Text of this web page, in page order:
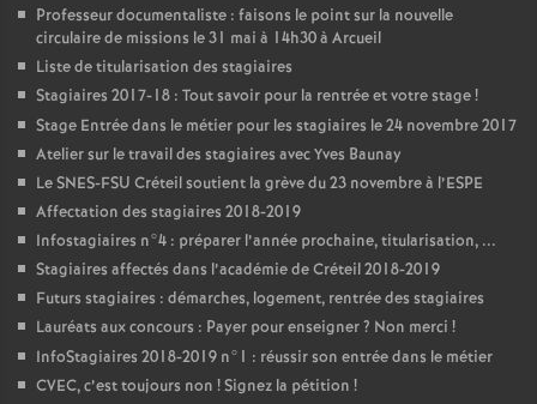
Professeur documentaliste : faisons le point sur la nouvelle
circulaire de missions le 31 mai à 14h30 à Arcueil
Liste de titularisation des stagiaires
Stagiaires 2017-18 : Tout savoir pour la rentrée et votre stage!
Stage Entrée dans le métier pour les stagiaires le 24 novembre 2017
Atelier sur le travail des stagiaires avec Yves Baunay
LeSNES-FSU Créteil soutient la grève du 23 novembre à l’ESPE
Affectation des stagiaires 2018-2019
Infostagiaires n°4 : préparer l’année prochaine, titularisation, ...
Stagiaires affectés dans l’académie de Créteil 2018-2019
Futurs stagiaires : démarches, logement, rentrée des stagiaires
Lauréats aux concours : Payer pour enseigner? Non merci !
InfoStagiaires 2018-2019 n°1 : réussir son entrée dans le métier
CVEC, c’est toujours non ! Signez la pétition !